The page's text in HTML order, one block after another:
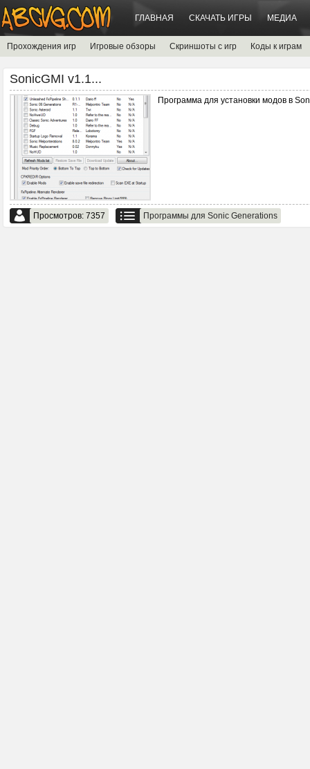
ГЛАВНАЯ СКАЧАТЬ ИГРЫ МЕДИА
Прохождения игр Игровые обзоры Скриншоты с игр Коды к играм
SonicGMI v1.1...
Программа для установки модов в
Просмотров: 7357 Программы для Sonic Generations